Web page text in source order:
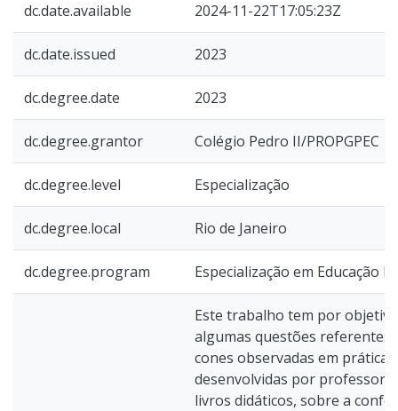
dc.date.available 2024-11-22T17:05:23Z
dc.date.issued 2023
dc.degree.date 2023
dc.degree.grantor Colégio Pedro II/PROPGPEC
dc.degree.level Especialização
dc.degree.local Rio de Janeiro
dc.degree.program Especialização em Educação
Este trabalho tem por
algumas questões referentes
cones observadas em
desenvolvidas por
livros didáticos, sobre a